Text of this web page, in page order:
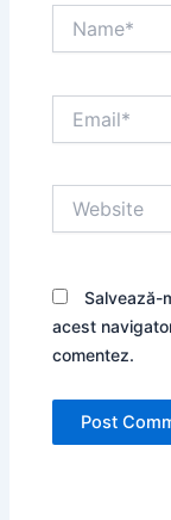
Salvează-
acest
comentez.